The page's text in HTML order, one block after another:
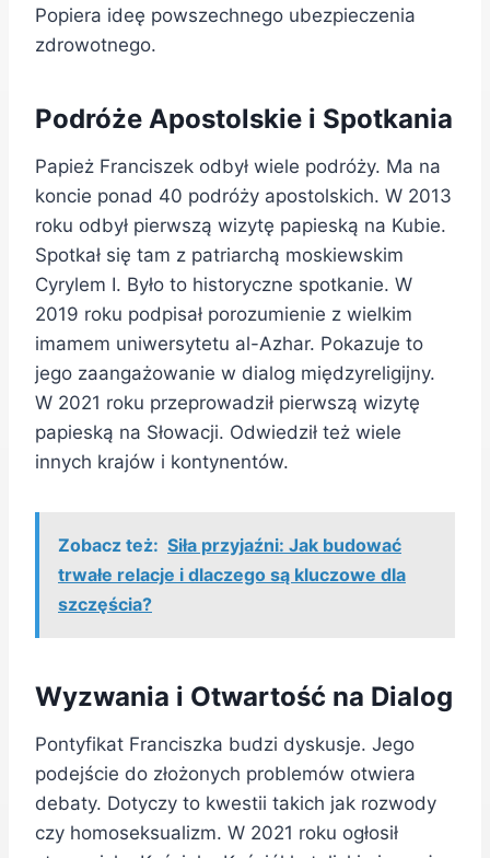
Popiera ideę powszechnego ubezpieczenia
zdrowotnego.
Podróże Apostolskie i Spotkania
Papież Franciszek odbył wiele podróży. Ma na
koncie ponad 40 podróży apostolskich. W 2013
roku odbył pierwszą wizytę papieską na Kubie.
Spotkał się tam z patriarchą moskiewskim
Cyrylem I. Było to historyczne spotkanie. W
2019 roku podpisał porozumienie z wielkim
imamem uniwersytetu al-Azhar. Pokazuje to
jego zaangażowanie w dialog międzyreligijny.
W 2021 roku przeprowadził pierwszą wizytę
papieską na Słowacji. Odwiedził też wiele
innych krajów i kontynentów.
Zobacz też: Siła przyjaźni: Jak budować
trwałe relacje i dlaczego są kluczowe dla
szczęścia?
Wyzwania i Otwartość na Dialog
Pontyfikat Franciszka budzi dyskusje. Jego
podejście do złożonych problemów otwiera
debaty. Dotyczy to kwestii takich jak rozwody
czy homoseksualizm. W 2021 roku ogłosił